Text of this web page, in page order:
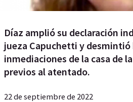
Díaz amplió su declaración
jueza Capuchetti y desmintió
inmediaciones de la casa de
previos al atentado.
22 de septiembre de 2022